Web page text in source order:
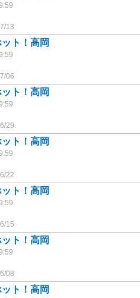
13
ト！高岡
06
ト！高岡
29
ト！高岡
22
ト！高岡
15
ト！高岡
08
ト！高岡